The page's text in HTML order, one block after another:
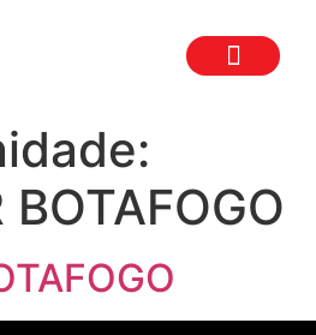
BOTAFOGO